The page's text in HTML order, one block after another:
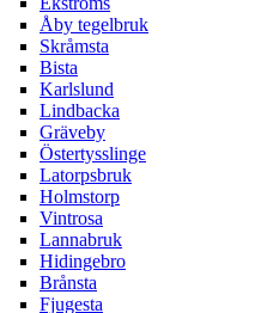
Åby tegelbruk
Skråmsta
Bista
Karlslund
Lindbacka
Gräveby
Östertysslinge
Latorpsbruk
Holmstorp
Vintrosa
Lannabruk
Hidingebro
Brånsta
Fjugesta